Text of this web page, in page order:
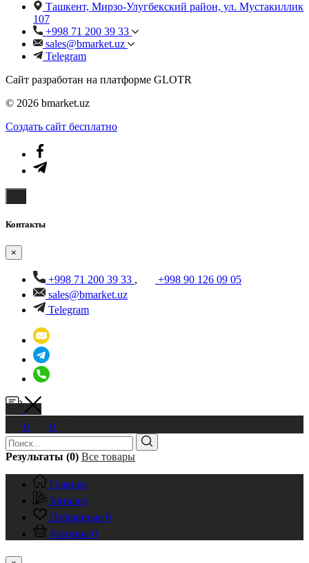
Ташкент, Мирзо-Улугбекский район, ул. Мустакиллик
107
+998 71 200 39 33
sales@bmarket.uz
Telegram
Сайт разработан на платформе GLOTR
© 2026 bmarket.uz
Создать cайт бесплатно
Контакты
×
+998 71 200 39 33 ,
+998 90 126 09 05
sales@bmarket.uz
Telegram
0 0
Результаты (0) Все товары
Главная
Каталог
Избранные 0
Корзина 0